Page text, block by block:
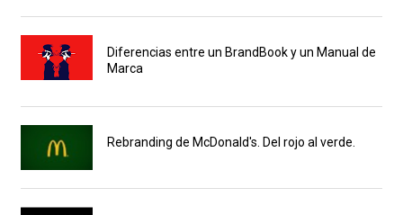
Diferencias entre un BrandBook y un Manual de
Marca
Rebranding de McDonald's. Del rojo al verde.